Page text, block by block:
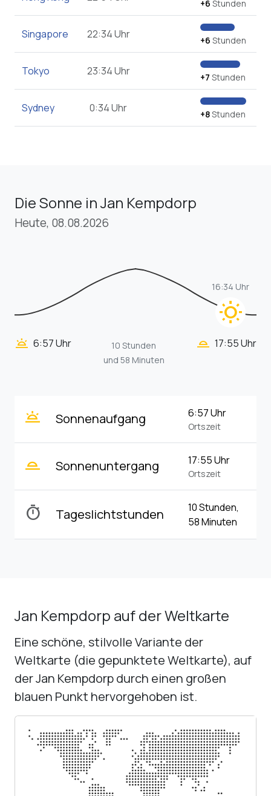
+6 Stunden
Singapore 22:34 Uhr +6 Stunden
Tokyo 23:34 Uhr +7 Stunden
Sydney 0:34 Uhr +8Stunden
Die Sonne in Jan Kempdorp
Heute, 08.08.2026
wb_sunny
16:34 Uhr
wb_twilight 6:57 Uhr
10 Stunden
und 58 Minuten
wb_twilight_2 17:55 Uhr
wb_twilight Sonnenaufgang 6:57 Uhr
Ortszeit
wb_twilight_2 Sonnenuntergang 17:55 Uhr
Ortszeit
timer Tageslichtstunden
10 Stunden,
58 Minuten
Jan Kempdorp auf der Weltkarte
Eine schöne, stilvolle Variante der
Weltkarte (die gepunktete Weltkarte), auf
der Jan Kempdorp durch einen großen
blauen Punkt hervorgehoben ist.